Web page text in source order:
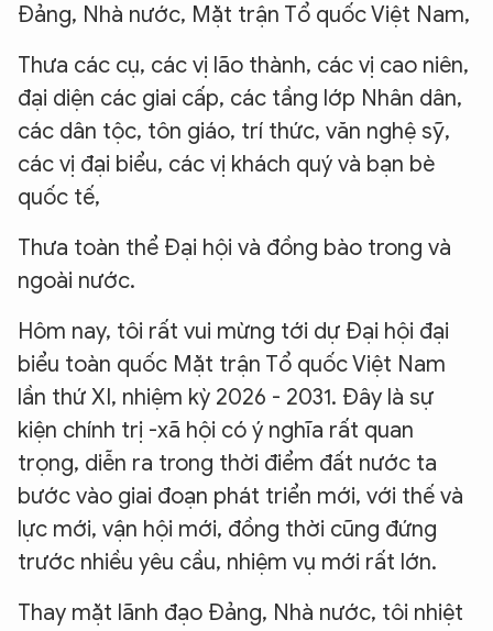
Đảng, Nhà nước, Mặt trận Tổ quốc Việt Nam,
Thưa các cụ, các vị lão thành, các vị cao niên,
đại diện các giai cấp, các tầng lớp Nhân dân,
các dân tộc, tôn giáo, trí thức, văn nghệ sỹ,
các vị đại biểu, các vị khách quý và bạn bè
quốc tế,
Thưa toàn thể Đại hội và đồng bào trong và
ngoài nước.
Hôm nay, tôi rất vui mừng tới dự Đại hội đại
biểu toàn quốc Mặt trận Tổ quốc Việt Nam
lần thứ XI, nhiệm kỳ 2026 - 2031. Đây là sự
kiện chính trị -xã hội có ý nghĩa rất quan
trọng, diễn ra trong thời điểm đất nước ta
bước vào giai đoạn phát triển mới, với thế và
lực mới, vận hội mới, đồng thời cũng đứng
trước nhiều yêu cầu, nhiệm vụ mới rất lớn.
Thay mặt lãnh đạo Đảng, Nhà nước, tôi nhiệt